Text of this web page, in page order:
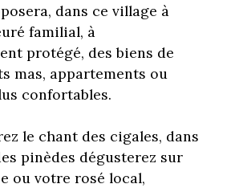
dans ce village à
familial, à
protégé, des biens de
mas, appartements ou
confortables.
le chant des cigales, dans
pinèdes dégusterez sur
ou votre rosé local,